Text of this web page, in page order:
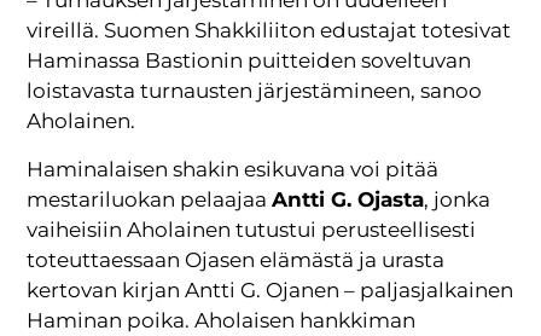
vireillä. Suomen Shakkiliiton edustajat totesivat
Haminassa Bastionin puitteiden soveltuvan
loistavasta turnausten järjestämineen, sanoo
Aholainen.
Haminalaisen shakin esikuvana voi pitää
mestariluokan pelaajaaAntti G. Ojasta, jonka
vaiheisiin Aholainen tutustui perusteellisesti
toteuttaessaan Ojasen elämästä ja urasta
kertovan kirjan Antti G. Ojanen – paljasjalkainen
Haminan poika. Aholaisen hankkiman